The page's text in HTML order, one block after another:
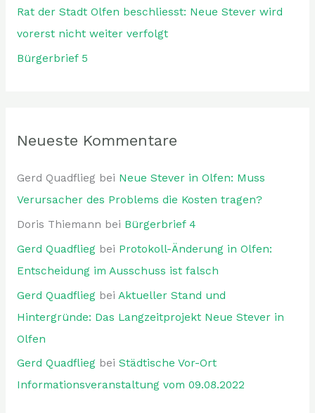
Rat der Stadt Olfen beschliesst: Neue Stever wird
vorerst nicht weiter verfolgt
Bürgerbrief 5
Neueste Kommentare
Gerd Quadflieg bei Neue Stever in Olfen: Muss
Verursacher des Problems die Kosten tragen?
Doris Thiemann bei Bürgerbrief 4
Gerd Quadfliegbei Protokoll-Änderung in Olfen:
Entscheidung im Ausschuss ist falsch
Gerd Quadfliegbei Aktueller Stand und
Hintergründe: Das Langzeitprojekt Neue Stever in
Olfen
Gerd Quadfliegbei Städtische Vor-Ort
Informationsveranstaltung vom 09.08.2022